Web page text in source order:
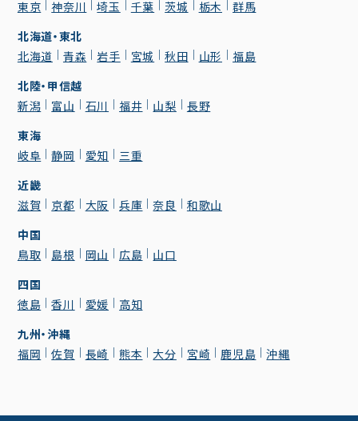
東京
神奈川 埼玉 千葉 茨城 栃木
群馬
北海道・東北
北海道
青森 岩手 宮城 秋田 山形
福島
北陸・甲信越
新潟
富山 石川 福井 山梨
長野
東海
岐阜
静岡 愛知
三重
近畿
滋賀
京都 大阪 兵庫 奈良
和歌山
中国
鳥取
島根 岡山 広島
山口
四国
徳島
香川 愛媛
高知
九州・沖縄
福岡
佐賀 長崎 熊本 大分 宮崎 鹿児島 沖縄